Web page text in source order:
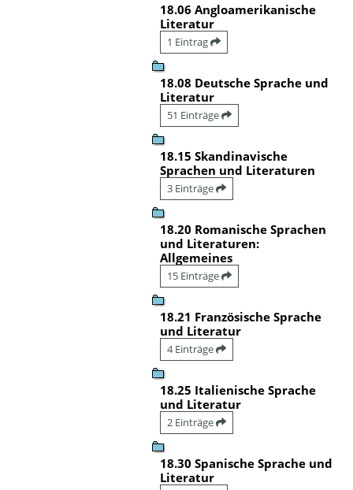
18.06 Angloamerikanische
Literatur
1 Eintrag
18.08 Deutsche Sprache und
Literatur
51 Einträge
18.15 Skandinavische
Sprachen und Literaturen
3 Einträge
18.20 Romanische Sprachen
und Literaturen:
Allgemeines
15 Einträge
18.21 Französische Sprache
und Literatur
4 Einträge
18.25 Italienische Sprache
und Literatur
2 Einträge
18.30 Spanische Sprache und
Literatur